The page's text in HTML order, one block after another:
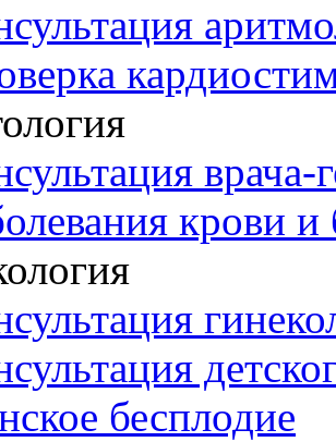
врача-
крови и
бесплодие